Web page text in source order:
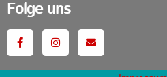
Folge uns